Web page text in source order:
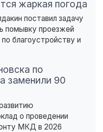
жаркая погода
поставил задачу
помывку проезжей
благоустройству и
по
заменили 90
о проведении
МКД в 2026